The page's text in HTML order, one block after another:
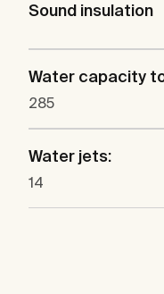
Sound insulation
Water capacity
285
Water jets:
14